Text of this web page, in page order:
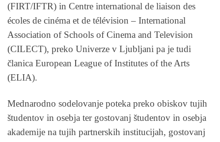
(FIRT/IFTR) in Centre international de liaison des
écoles de cinéma et de télévision – International
Association of Schools of Cinema and Television
(CILECT), preko Univerze v Ljubljani pa je tudi
članica European League of Institutes of the Arts
(ELIA).
Mednarodno sodelovanje poteka preko obiskov tujih
študentov in osebja ter gostovanj študentov in osebja
akademije na tujih partnerskih institucijah, gostovanj